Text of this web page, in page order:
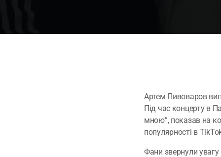
Артем Пивоваров
Під час концерту в
мною”, показав на
популярності в
Фани звернули увагу